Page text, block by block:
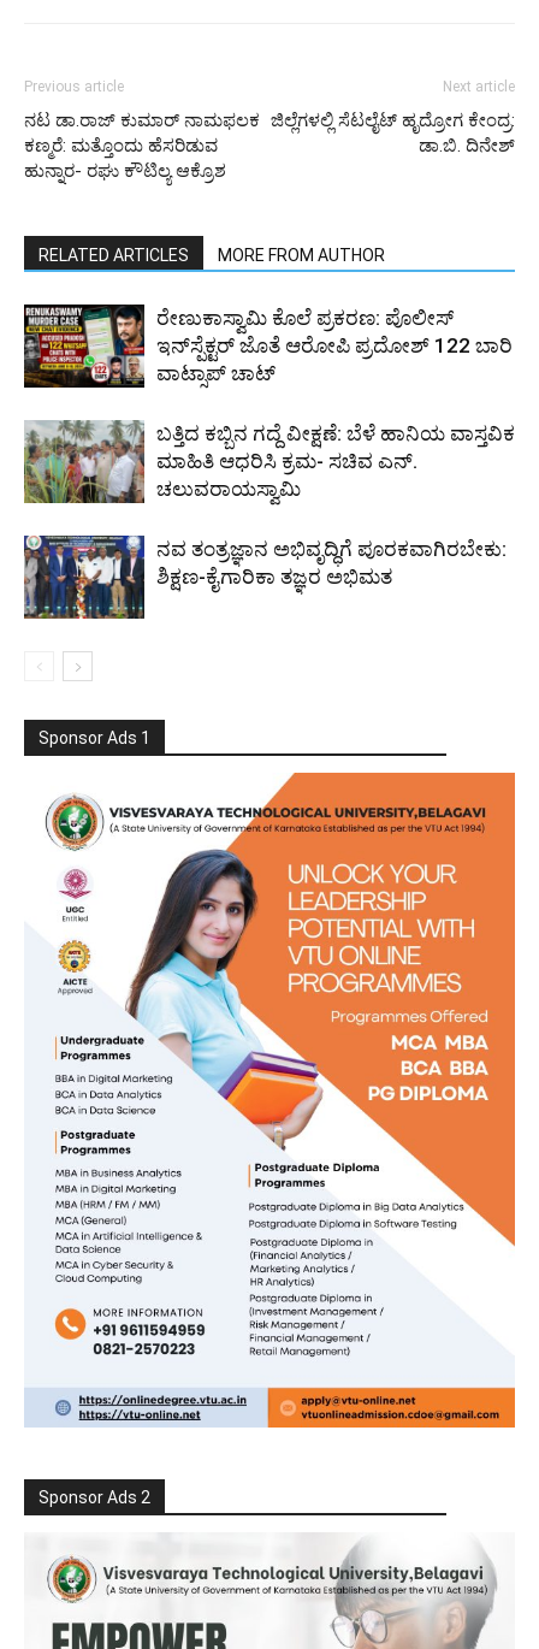
Previous article
ನಟ ಡಾ.ರಾಜ್ ಕುಮಾರ್ ನಾಮಫಲಕ
ಕಣ್ಮರೆ: ಮತ್ತೊಂದು ಹೆಸರಿಡುವ
ಹುನ್ನಾರ- ರಘು ಕೌಟಿಲ್ಯ ಆಕ್ರೊಶ
Next article
ಜಿಲ್ಲೆಗಳಲ್ಲಿ ಸೆಟಲೈಟ್ ಹೃದ್ರೋಗ ಕೇಂದ್ರ:
ಡಾ.ಬಿ. ದಿನೇಶ್
RELATED ARTICLES MORE FROM AUTHOR
ರೇಣುಕಾಸ್ವಾಮಿ ಕೊಲೆ ಪ್ರಕರಣ: ಪೊಲೀಸ್
ಇನ್‌ಸ್ಪೆಕ್ಟರ್‌ ಜೊತೆ ಆರೋಪಿ ಪ್ರದೋಶ್‌ 122 ಬಾರಿ
ವಾಟ್ಸಾಪ್ ಚಾಟ್
ಬತ್ತಿದ ಕಬ್ಬಿನ ಗದ್ದೆ ವೀಕ್ಷಣೆ: ಬೆಳೆ ಹಾನಿಯ ವಾಸ್ತವಿಕ
ಮಾಹಿತಿ ಆಧರಿಸಿ ಕ್ರಮ- ಸಚಿವ ಎನ್.
ಚಲುವರಾಯಸ್ವಾಮಿ
ನವ ತಂತ್ರಜ್ಞಾನ ಅಭಿವೃದ್ಧಿಗೆ ಪೂರಕವಾಗಿರಬೇಕು:
ಶಿಕ್ಷಣ-ಕೈಗಾರಿಕಾ ತಜ್ಞರ ಅಭಿಮತ
Sponsor Ads 1
Sponsor Ads 2